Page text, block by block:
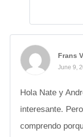
Frans
June 9,
Hola Nate y
interesante.
comprendo